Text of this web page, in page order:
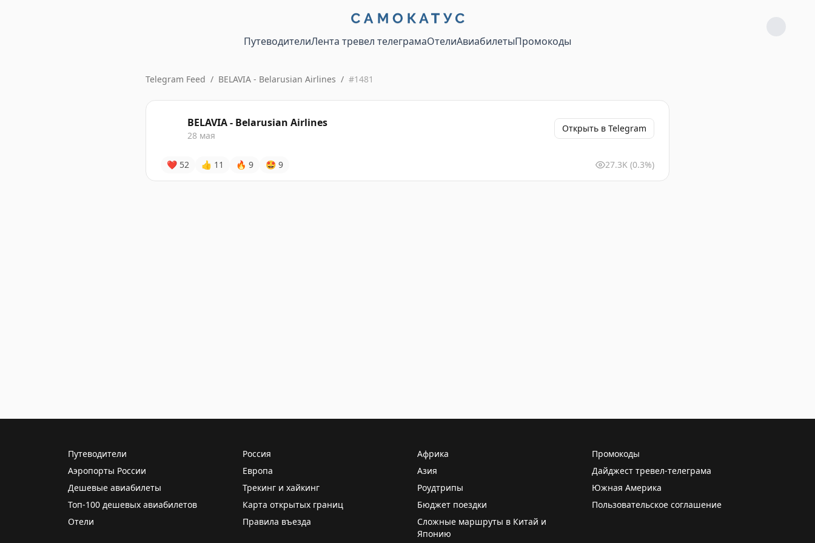
ПутеводителиЛента тревел телеграмаОтелиАвиабилетыПромокоды
Telegram Feed / BELAVIA - Belarusian Airlines / #1481
BELAVIA - Belarusian Airlines
28 мая
Открыть в Telegram
❤ 52 👍 11 🔥 9 🤩 9 27.3K (0.3%)
Путеводители Россия Африка
Промокоды
Аэропорты России
Европа Азия
Дайджест тревел-телеграма
Дешевые авиабилеты
Трекинг и хайкинг Роудтрипы
Южная Америка
Топ-100 дешевых авиабилетов
Карта открытых границ Бюджет поездки
Пользовательское соглашение
Отели
Правила въезда
Сложные маршруты в Китай и
Японию